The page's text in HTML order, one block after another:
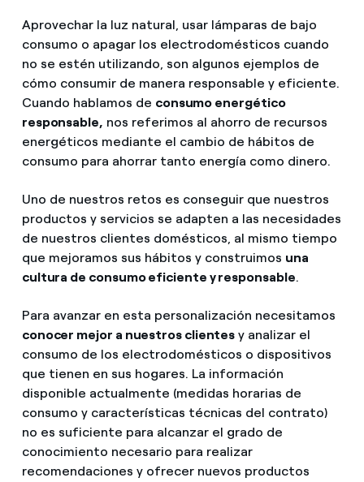
Aprovechar la luz natural, usar lámparas de bajo
consumo o apagar los electrodomésticos cuando
no se estén utilizando, son algunos ejemplos de
cómo consumir de manera responsable y eficiente.
Cuando hablamos de consumo energético
responsable, nos referimos al ahorro de recursos
energéticos mediante el cambio de hábitos de
consumo para ahorrar tanto energía como dinero.
Uno de nuestros retos es conseguir que nuestros
productos y servicios se adapten a las necesidades
de nuestros clientes domésticos, al mismo tiempo
que mejoramos sus hábitos y construimos una
cultura de consumo eficiente y responsable.
Para avanzar en esta personalización necesitamos
conocer mejor a nuestros clientes y analizar el
consumo de los electrodomésticos o dispositivos
que tienen en sus hogares. La información
disponible actualmente (medidas horarias de
consumo y características técnicas del contrato)
no es suficiente para alcanzar el grado de
conocimiento necesario para realizar
recomendaciones y ofrecer nuevos productos